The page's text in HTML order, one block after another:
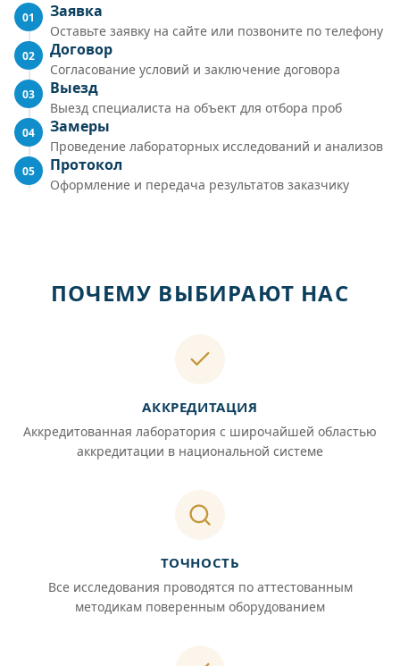
01 Заявка
Оставьте заявку на сайте или позвоните по телефону
02 Договор
Согласование условий и заключение договора
03 Выезд
Выезд специалиста на объект для отбора проб
04 Замеры
Проведение лабораторных исследований и анализов
05 Протокол
Оформление и передача результатов заказчику
ПОЧЕМУ ВЫБИРАЮТ НАС
АККРЕДИТАЦИЯ
Аккредитованная лаборатория с широчайшей областью
аккредитации в национальной системе
ТОЧНОСТЬ
Все исследования проводятся по аттестованным
методикам поверенным оборудованием